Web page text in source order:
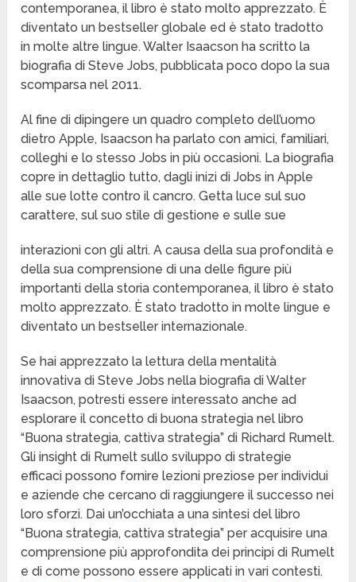
contemporanea, il libro è stato molto apprezzato. È
diventato un bestseller globale ed è stato tradotto
in molte altre lingue. Walter Isaacson ha scritto la
biografia di Steve Jobs, pubblicata poco dopo la sua
scomparsa nel 2011.
Al fine di dipingere un quadro completo dell’uomo
dietro Apple, Isaacson ha parlato con amici, familiari,
colleghi e lo stesso Jobs in più occasioni. La biografia
copre in dettaglio tutto, dagli inizi di Jobs in Apple
alle sue lotte contro il cancro. Getta luce sul suo
carattere, sul suo stile di gestione e sulle sue
interazioni con gli altri. A causa della sua profondità e
della sua comprensione di una delle figure più
importanti della storia contemporanea, il libro è stato
molto apprezzato. È stato tradotto in molte lingue e
diventato un bestseller internazionale.
Se hai apprezzato la lettura della mentalità
innovativa di Steve Jobs nella biografia di Walter
Isaacson, potresti essere interessato anche ad
esplorare il concetto di buona strategia nel libro
“Buona strategia, cattiva strategia” di Richard Rumelt.
Gli insight di Rumelt sullo sviluppo di strategie
efficaci possono fornire lezioni preziose per individui
e aziende che cercano di raggiungere il successo nei
loro sforzi. Dai un’occhiata a una sintesi del libro
“Buona strategia, cattiva strategia” per acquisire una
comprensione più approfondita dei principi di Rumelt
e di come possono essere applicati in vari contesti.